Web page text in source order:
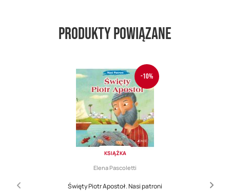
Produkty powiązane
-10%
KSIĄŻKA
Elena Pascoletti
Święty Piotr Apostoł. Nasi patroni